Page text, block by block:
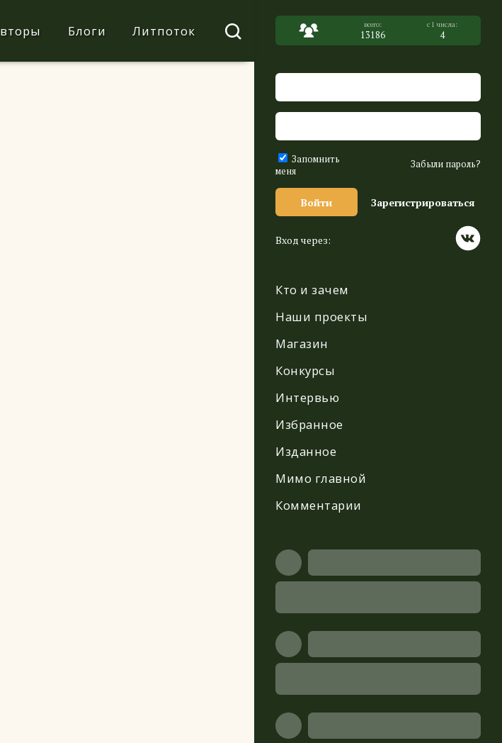
13186 4
Запомнить
меня
Забыли пароль?
Войти Зарегистрироваться
Вход через:
Кто и зачем
Наши проекты
Магазин
Конкурсы
Интервью
Избранное
Изданное
Мимо главной
Комментарии
Блоги Литпоток